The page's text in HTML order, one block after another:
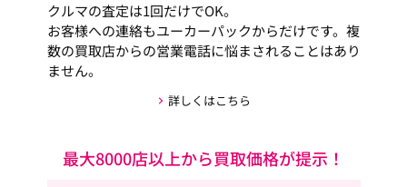
クルマの査定は1回だけでOK。
お客様への連絡もユーカーパックからだけです。複
数の買取店からの営業電話に悩まされることはあり
ません。
詳しくはこちら
最大8000店以上から買取価格が提示！